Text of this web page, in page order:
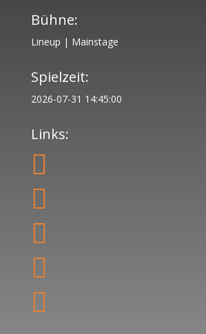
Bühne:
Lineup | Mainstage
Spielzeit:
2026-07-31 14:45:00
Links:




